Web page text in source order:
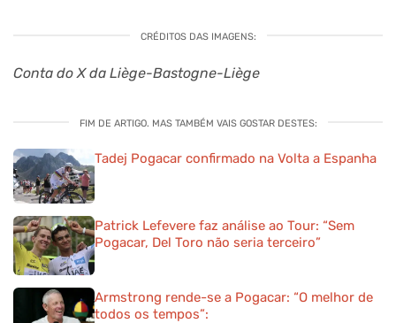
CRÉDITOS DAS IMAGENS:
Conta do X da Liège-Bastogne-Liège
FIM DE ARTIGO. MAS TAMBÉM VAIS GOSTAR DESTES:
Tadej Pogacar confirmado na Volta a Espanha
Patrick Lefevere faz análise ao Tour: “Sem
Pogacar, Del Toro não seria terceiro”
Armstrong rende-se a Pogacar: “O melhor de
todos os tempos”: